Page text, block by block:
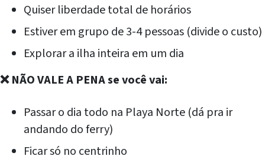
Quiser liberdade total de horários
Estiver em grupo de 3-4 pessoas (divide o custo)
Explorar a ilha inteira em um dia
❌ NÃO VALE A PENA se você vai:
Passar o dia todo na Playa Norte (dá pra ir
andando do ferry)
Ficar só no centrinho